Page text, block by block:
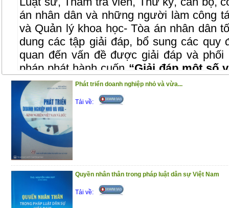
án nhân dân và những người làm công
và Quản lý khoa học- Tòa án nhân dân
dung các tập giải đáp, bổ sung các quy
quan đến vấn đề được giải đáp và
pháp phát hành cuốn “Giải đáp một số
2018-2019”.
Trân trọng giới thiệu cùng bạn đọc!
Phát triển doanh nghiệp nhỏ và vừa...
Tải về:
Quyền nhân thân trong pháp luật dân sự Việt Nam
Tải về: